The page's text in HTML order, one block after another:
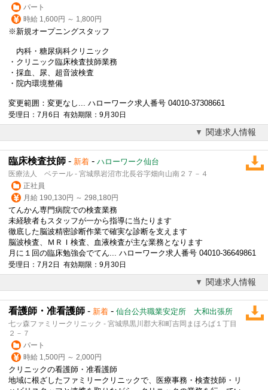
パート
時給 1,600円 ～ 1,800円
※新規オープニングスタッフ
内科・糖尿病科クリニック
・クリニック臨床検査技師業務
・採血、尿、超音波検査
・院内環境整備
変更範囲：変更なし... ハローワーク求人番号 04010-37308661
受理日：7月6日 有効期限：9月30日
関連求人情報
臨床検査技師 - 新着 - ハローワーク仙台
医療法人 ベテール - 宮城県岩沼市北長谷字畑向山南２７－４
正社員
月給 190,130円 ～ 298,180円
てんかん専門病院での検査業務
未経験者もスタッフが一から指導に当たります
徹底した脳波精密診断作業で確実な診断を支えます
脳波検査、ＭＲＩ検査、血液検査が主な業務となります
月に１回の臨床勉強会でてん... ハローワーク求人番号 04010-36649861
受理日：7月2日 有効期限：9月30日
関連求人情報
看護師・准看護師 - 新着 - 仙台公共職業安定所 大和出張所
七ッ森ファミリークリニック - 宮城県黒川郡大和町吉岡まほろば１丁目
２－７
パート
時給 1,500円 ～ 2,000円
クリニックの看護師・准看護師
地域に根ざしたファミリークリニックで、医療事務・ 検査技師 ・リ